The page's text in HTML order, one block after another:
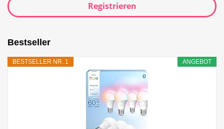
Registrieren
Bestseller
ANGEBOT
BESTSELLER NR. 1